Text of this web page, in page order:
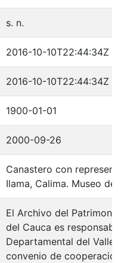
s. n.
2016-10-10T22:44:34Z
2016-10-10T22:44:34Z
1900-01-01
2000-09-26
Canastero con
Ilama, Calima. Museo
El Archivo del
del Cauca es
Departamental del Valle
convenio de